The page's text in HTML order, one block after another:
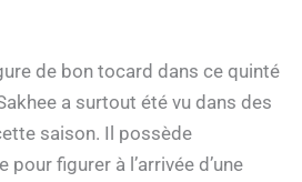
de bon tocard dans ce quinté
a surtout été vu dans des
saison. Il possède
figurer à l’arrivée d’une